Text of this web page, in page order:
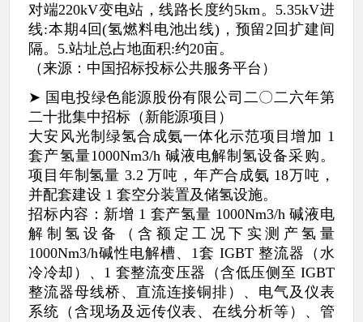
对端220kV变电站，线路长度约5km。5.35kV进
线:本期4回(氢燃料电池出线)，预留2回扩建间
隔。5.站址总占地面积:约20亩。
（来源：中国招标投标公共服务平台）
➤ 国电投绿色能源股份有限公司二〇二六年第
二十批集中招标（新能源项目）
大安风光制绿氢合成氨一体化示范项目增加 1
套产氢量1000Nm3/h 碱液电解制氢设备采购。
项目年制氢量 3.2 万吨，年产合成氨 18万吨，
并配套建设 1 套空分装置及储氢设施。
招标内容：新增 1 套产氢量 1000Nm3/h 碱液电
解制氢设备（含额定工况下实测产氢量
1000Nm3/h碱性电解槽、1套 IGBT 整流器（水
冷冷却）、1 套整流变压器（含低压侧至 IGBT
整流器母线桥、直流连接铜排）、电气及仪表
系统（含现场及远传仪表、在线分析等）、管